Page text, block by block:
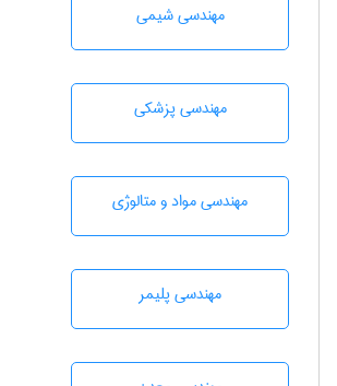
مهندسي شيمی
مهندسی پزشکی
مهندسی مواد و متالوژی
مهندسی پليمر